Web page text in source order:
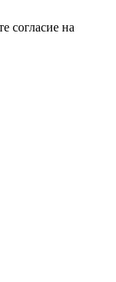
согласие на